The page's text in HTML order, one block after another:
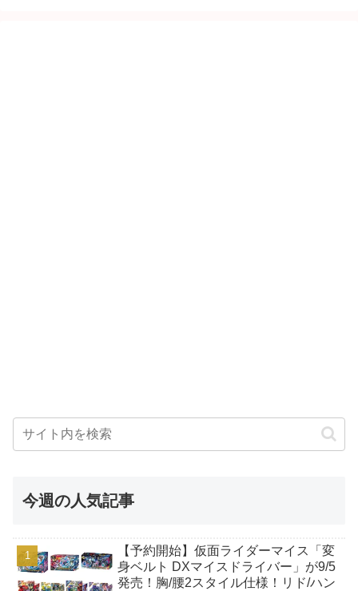
今週の人気記事
【予約開始】仮面ライダーマイス「変
身ベルト DXマイスドライバー」が9/5
発売！胸/腰2スタイル仕様！リド/ハン